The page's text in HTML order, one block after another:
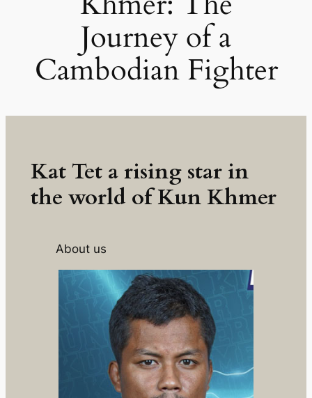
Journey of a
Cambodian Fighter
Kat Tet a rising star in
the world of Kun Khmer
About us